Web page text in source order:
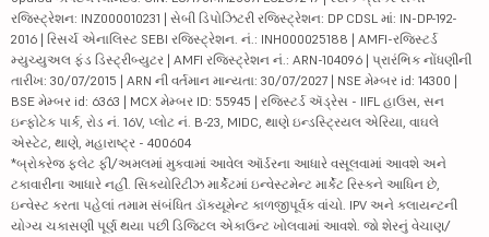
એક્સચેન્જિન્... 68.02 750.19
ડી - લિન્ક ઇ... 437.3 1580.5
એક્સ્પ્લોઓ સ... 830 1294.66
R રાશિ પેરિફેર... 897.5 5935.35
લેટેન્ટ વ્યૂ... 299.3 6149.81
રજિસ્ટ્રેશન: INZ000010231 | સેબી ડિપોઝિટરી રજિસ્ટ્રેશન: DP CDSL માં: IN-DP-192-
2016 | રિસર્ચ એનાલિસ્ટ SEBI રજિસ્ટ્રેશન. નં.: INH000025188 | AMFI-રજિસ્ટર્ડ
મ્યુચ્યુઅલ ફંડ ડિસ્ટ્રીબ્યુટર | AMFI રજિસ્ટ્રેશન નં.: ARN-104096 | પ્રારંભિક નોંધણીની
તારીખ: 30/07/2015 | ARN ની વર્તમાન માન્યતા: 30/07/2027 | NSE મેમ્બર id: 14300 |
BSE મેમ્બર id: 6363 | MCX મેમ્બર ID: 55945 | રજિસ્ટર્ડ ઍડ્રેસ - IIFL હાઉસ, સન
ઇન્ફોટેક પાર્ક, રોડ નં. 16V, પ્લોટ નં. B-23, MIDC, થાણે ઇન્ડસ્ટ્રિયલ એરિયા, વાઘલે
એસ્ટેટ, થાણે, મહારાષ્ટ્ર - 400604
*બ્રોકરેજ ફ્લેટ ફી/અમલમાં મુકવામાં આવેલ ઑર્ડરના આધારે વસૂલવામાં આવશે અને
ટકાવારીના આધારે નહીં. સિક્યોરિટીઝ માર્કેટમાં ઇન્વેસ્ટમેન્ટ માર્કેટ રિસ્કને આધિન છે,
ઇન્વેસ્ટ કરતા પહેલાં તમામ સંબંધિત ડૉક્યૂમેન્ટ કાળજીપૂર્વક વાંચો. IPV અને ક્લાયન્ટની
યોગ્ય ચકાસણી પૂર્ણ થયા પછી ડિજિટલ એકાઉન્ટ ખોલવામાં આવશે. જો શેરનું વેચાણ/